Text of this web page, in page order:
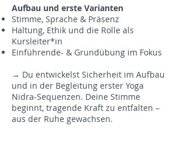
Aufbau und erste Varianten
Stimme, Sprache & Präsenz
Haltung, Ethik und die Rolle als
Kursleiter*in
Einführende- & Grundübung im Fokus
→ Du entwickelst Sicherheit im Aufbau
und in der Begleitung erster Yoga
Nidra-Sequenzen. Deine Stimme
beginnt, tragende Kraft zu entfalten –
aus der Ruhe gewachsen.